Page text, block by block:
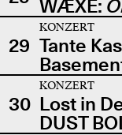
WÆXE:
29
KONZERT
Tante
30
KONZERT
Lost in
DUST